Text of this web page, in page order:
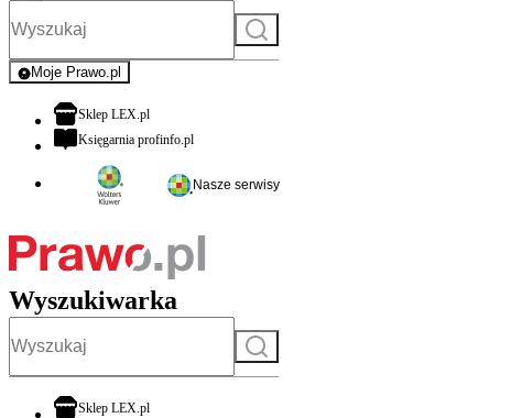
Szukaj
Moje Prawo.pl
- rejestracja i logowanie do serwisu
Sklep LEX.plotwiera się w nowej karcie
Księgarnia profinfo.plotwiera się w nowej karcie
Nasze serwisy
Wyszukiwarka
Szukaj
Sklep LEX.plotwiera się w nowej karcie